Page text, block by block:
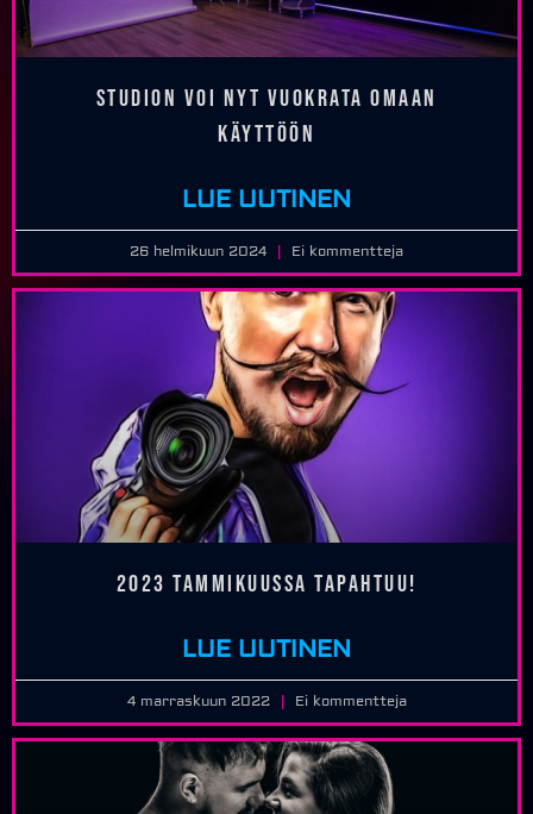
Studion voi nyt vuokrata omaan
käyttöön
LUE UUTINEN
26 helmikuun 2024 Ei kommentteja
2023 Tammikuussa tapahtuu!
LUE UUTINEN
4 marraskuun 2022 Ei kommentteja